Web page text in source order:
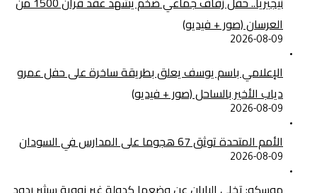
العرسان (صور + فيديو)
2026-08-09
الإعلامي باسم يوسف يعلق بطريقة ساخرة على حفل عمرو
دياب الأخير بالساحل (صور + فيديو)
2026-08-09
الأمم المتحدة توثق 67 هجوما على المدارس في السودان
2026-08-09